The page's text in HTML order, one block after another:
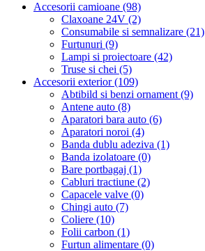
Accesorii camioane (98)
Claxoane 24V (2)
Consumabile si semnalizare (21)
Furtunuri (9)
Lampi si proiectoare (42)
Truse si chei (5)
Accesorii exterior (109)
Abtibild si benzi ornament (9)
Antene auto (8)
Aparatori bara auto (6)
Aparatori noroi (4)
Banda dublu adeziva (1)
Banda izolatoare (0)
Bare portbagaj (1)
Cabluri tractiune (2)
Capacele valve (0)
Chingi auto (7)
Coliere (10)
Folii carbon (1)
Furtun alimentare (0)